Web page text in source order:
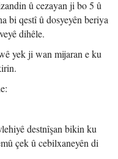
û cezayan ji bo 5 û
bi qestî û dosyeyên beriya
dihêle.
yek ji wan mijaran e ku
destnîşan bikin ku
çek û cebilxaneyên di